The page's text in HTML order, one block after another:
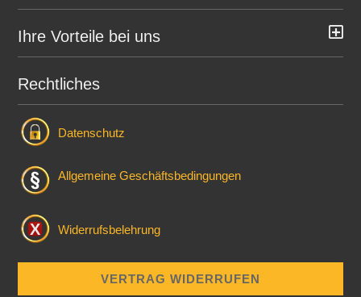
Ihre Vorteile bei uns
Rechtliches
Datenschutz
Allgemeine Geschäftsbedingungen
Widerrufsbelehrung
VERTRAG WIDERRUFEN